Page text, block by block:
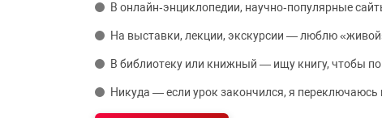
В онлайн‑энциклопедии, научно‑популярные
На выставки, лекции, экскурсии — люблю
В библиотеку или книжный — ищу книгу, чтобы
Никуда — если урок закончился, я переключаюсь